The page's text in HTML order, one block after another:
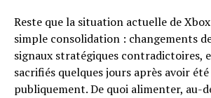
Reste que la situation actuelle de
simple consolidation : changements
signaux stratégiques contradictoires,
sacrifiés quelques jours après avoir
publiquement. De quoi alimenter, au-